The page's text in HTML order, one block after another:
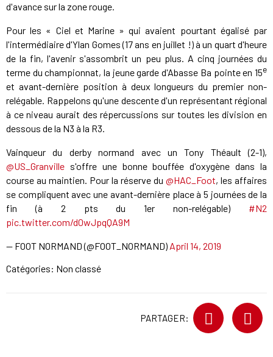
d'avance sur la zone rouge.
Pour les « Ciel et Marine » qui avaient pourtant égalisé par
l'intermédiaire d'Ylan Gomes (17 ans en juillet !) à un quart d'heure
de la fin, l'avenir s'assombrit un peu plus. A cinq journées du
terme du championnat, la jeune garde d'Abasse Ba pointe en 15e
et avant-dernière position à deux longueurs du premier non-
relégable. Rappelons qu'une descente d'un représentant régional
à ce niveau aurait des répercussions sur toutes les division en
dessous de la N3 à la R3.
Vainqueur du derby normand avec un Tony Théault (2-1),
@US_Granville s'offre une bonne bouffée d'oxygène dans la
course au maintien. Pour la réserve du @HAC_Foot, les affaires
se compliquent avec une avant-dernière place à 5 journées de la
fin (à 2 pts du 1er non-relégable) #N2
pic.twitter.com/d0wJpqQA9M
— FOOT NORMAND (@FOOT_NORMAND) April 14, 2019
Catégories: Non classé
PARTAGER: